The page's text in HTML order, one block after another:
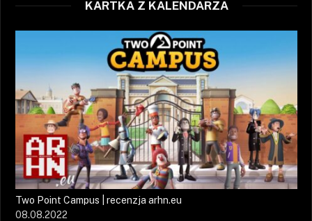
KARTKA Z KALENDARZA
Two Point Campus | recenzja arhn.eu
08.08.2022